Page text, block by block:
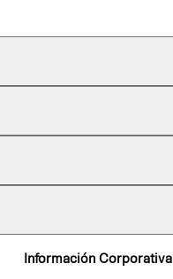
Información Corporativa